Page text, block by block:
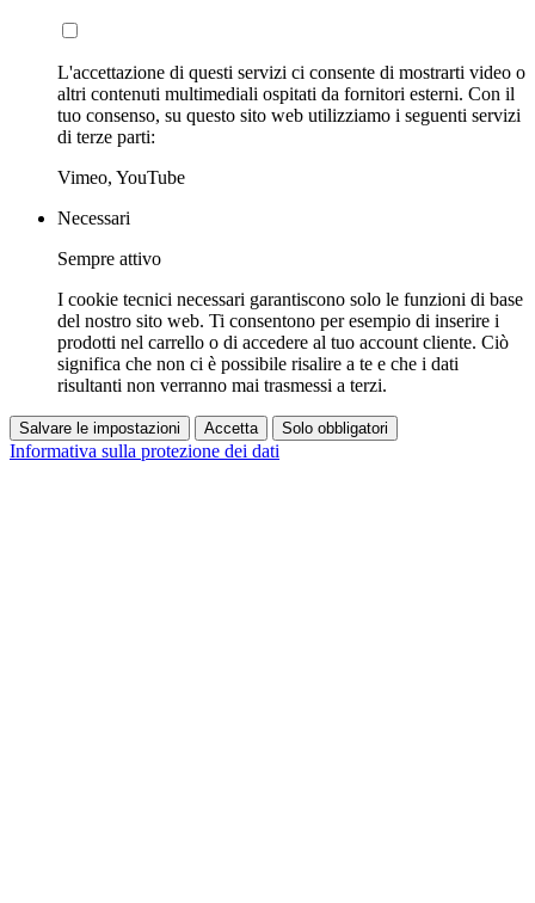
L'accettazione di questi servizi ci consente di mostrarti video o
altri contenuti multimediali ospitati da fornitori esterni. Con il
tuo consenso, su questo sito web utilizziamo i seguenti servizi
di terze parti:
Vimeo, YouTube
Necessari
Sempre attivo
I cookie tecnici necessari garantiscono solo le funzioni di base
del nostro sito web. Ti consentono per esempio di inserire i
prodotti nel carrello o di accedere al tuo account cliente. Ciò
significa che non ci è possibile risalire a te e che i dati
risultanti non verranno mai trasmessi a terzi.
Salvare le impostazioni Accetta Solo obbligatori
Informativa sulla protezione dei dati